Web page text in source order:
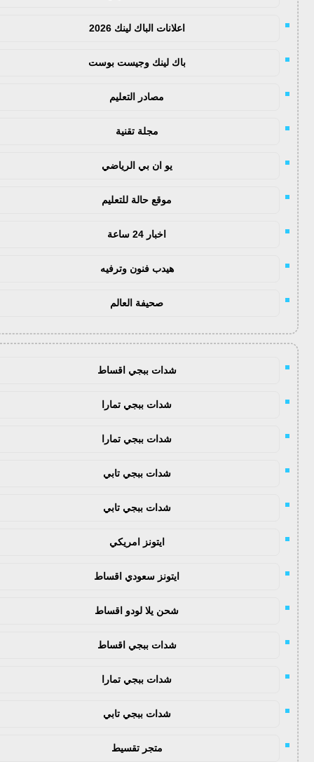
اعلانات الباك لينك 2026
باك لينك وجيست بوست
مصادر التعليم
مجلة تقنية
يو ان بي الرياضي
موقع حالة للتعليم
اخبار 24 ساعة
هيدب فنون وترفيه
صحيفة العالم
شدات ببجي اقساط
شدات ببجي تمارا
شدات ببجي تمارا
شدات ببجي تابي
شدات ببجي تابي
ايتونز امريكي
ايتونز سعودي اقساط
شحن يلا لودو اقساط
شدات ببجي اقساط
شدات ببجي تمارا
شدات ببجي تابي
متجر تقسيط